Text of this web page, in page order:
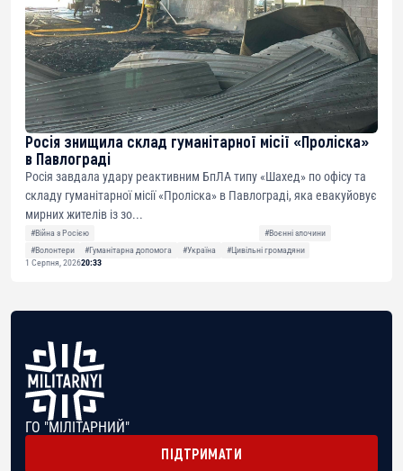
Росія знищила склад гуманітарної місії «Проліска»
в Павлограді
Росія завдала удару реактивним БпЛА типу «Шахед» по офісу та
складу гуманітарної місії «Проліска» в Павлограді, яка евакуйовує
мирних жителів із зо...
#Війна з Росією
#Воєнні злочини
#Волонтери
#Гуманітарна допомога #Україна
#Цивільні громадяни
1 Серпня, 202620:33
ГО "МІЛІТАРНИЙ"
ПІДТРИМАТИ